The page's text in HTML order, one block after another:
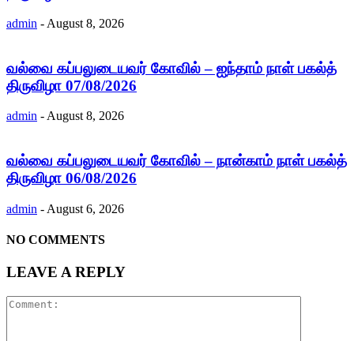
admin - August 8, 2026
வல்வை கப்பலுடையவர் கோவில் – ஐந்தாம் நாள் பகல்த்
திருவிழா 07/08/2026
admin - August 8, 2026
வல்வை கப்பலுடையவர் கோவில் – நான்காம் நாள் பகல்த்
திருவிழா 06/08/2026
admin - August 6, 2026
NO COMMENTS
LEAVE A REPLY